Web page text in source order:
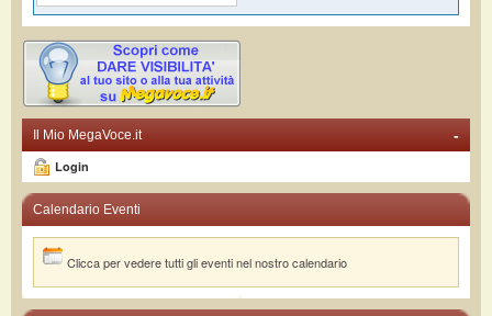
-
Il Mio MegaVoce.it
Login
Calendario Eventi
Clicca per vedere tutti gli eventi nel nostro calendario